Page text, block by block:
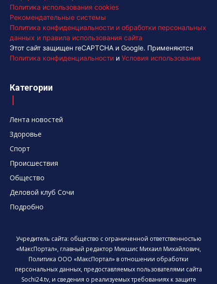
Политика использования cookies
Рекомендательные системы
Политика конфиденциальности и обработки персональных
данных и правила использования сайта
Этот сайт защищен reCAPTCHA и Google. Применяются
Политика конфиденциальности и Условия использования
Категории
Лента новостей
Здоровье
Спорт
Происшествия
Общество
Деловой клуб Сочи
Подробно
Учредитель сайта: общество с ограниченной ответственностью
«МаксПортал», главный редактор Микшис Михаил Михайлович,
Политика ООО «МаксПортал» в отношении обработки
персональных данных, предоставляемых пользователями сайта
Sochi24.tv, и сведения о реализуемых требованиях к защите